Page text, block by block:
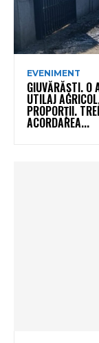
EVENIMENT
GIUVĂRĂȘTI. O
UTILAJ
PROPORȚII.
ACORDAREA...